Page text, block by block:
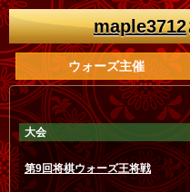
maple3712
ウォーズ主催
大会
第9回将棋ウォーズ王将戦